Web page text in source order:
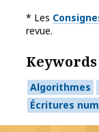
* Les
revue.
Keywords
Algorithmes
Écritures